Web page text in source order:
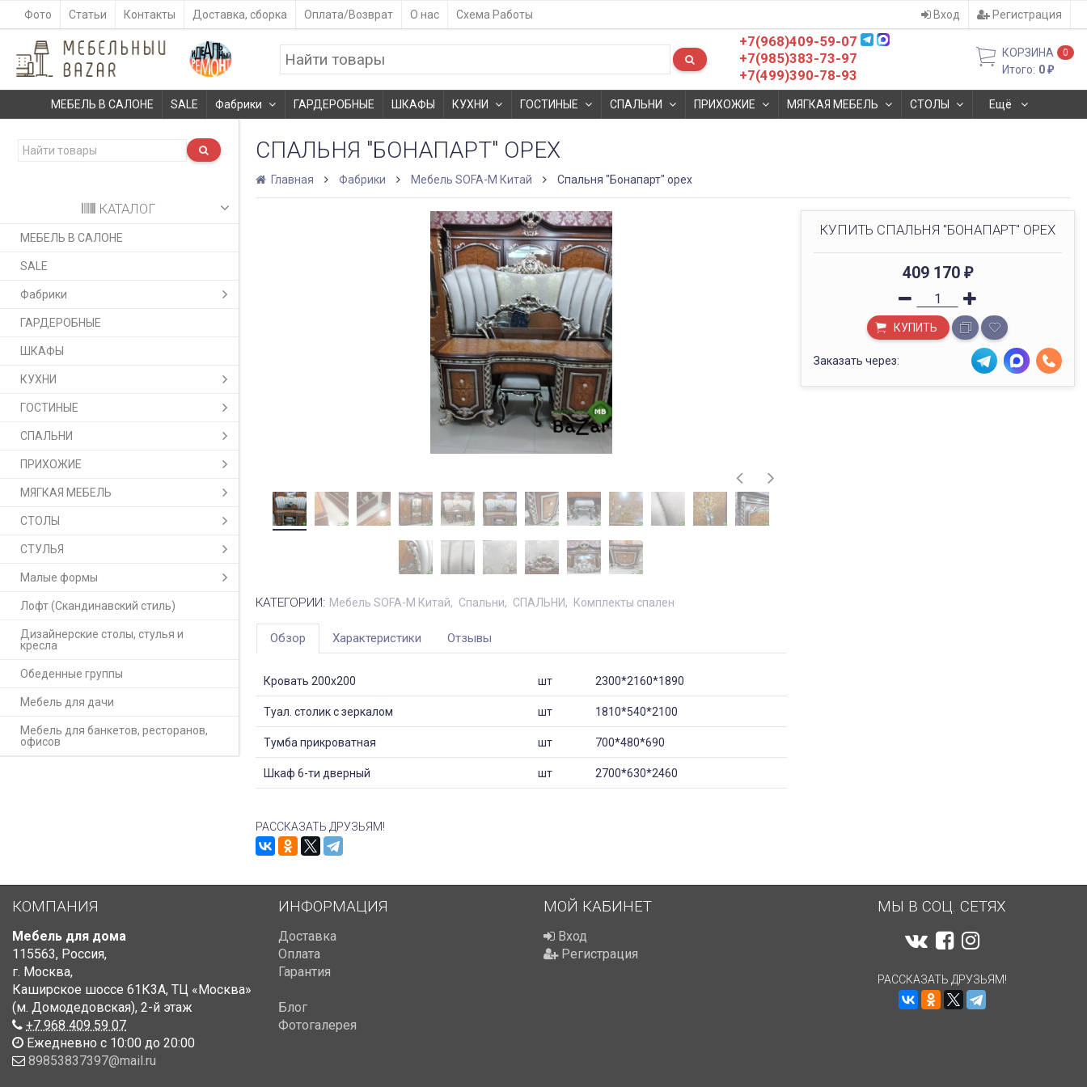
Фото Статьи Контакты Доставка, сборка Оплата/Возврат О нас Схема Работы Вход Регистрация
+7(968)409-59-07
+7(985)383-73-97
+7(499)390-78-93
КОРЗИНА 0
Итого: 0₽
МЕБЕЛЬ В САЛОНЕ SALE Фабрики ГАРДЕРОБНЫЕ ШКАФЫ КУХНИ ГОСТИНЫЕ СПАЛЬНИ ПРИХОЖИЕ МЯГКАЯ МЕБЕЛЬ СТОЛЫ Ещё
КАТАЛОГ
МЕБЕЛЬ В САЛОНЕ
SALE
Фабрики
ГАРДЕРОБНЫЕ
ШКАФЫ
КУХНИ
ГОСТИНЫЕ
СПАЛЬНИ
ПРИХОЖИЕ
МЯГКАЯ МЕБЕЛЬ
СТОЛЫ
СТУЛЬЯ
Малые формы
Лофт (Скандинавский стиль)
Дизайнерские столы, стулья и
кресла
Обеденные группы
Мебель для дачи
Мебель для банкетов, ресторанов,
офисов
СПАЛЬНЯ "БОНАПАРТ" ОРЕХ
Главная Фабрики Мебель SOFA-M Китай Спальня "Бонапарт" орех
КУПИТЬ СПАЛЬНЯ "БОНАПАРТ" ОРЕХ
409 170 ₽
КУПИТЬ
Заказать через:
КАТЕГОРИИ: Мебель SOFA-M Китай Спальни СПАЛЬНИ Комплекты спален
Обзор Характеристики Отзывы
Кровать 200х200 шт 2300*2160*1890
Туал. столик с зеркалом шт 1810*540*2100
Тумба прикроватная шт 700*480*690
Шкаф 6-ти дверный шт 2700*630*2460
РАССКАЗАТЬ ДРУЗЬЯМ!
КОМПАНИЯ
Мебель для дома
115563, Россия,
г. Москва,
Каширское шоссе 61К3А, ТЦ «Москва»
(м. Домодедовская), 2-й этаж
+7 968 409 59 07
Ежедневно с 10:00 до 20:00
89853837397@mail.ru
ИНФОРМАЦИЯ
Доставка
Оплата
Гарантия
Блог
Фотогалерея
МОЙ КАБИНЕТ
Вход
Регистрация
МЫ В СОЦ. СЕТЯХ
РАССКАЗАТЬ ДРУЗЬЯМ!